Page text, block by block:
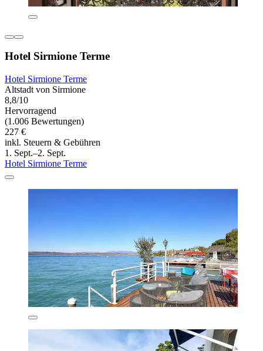
Hotel Sirmione Terme
Hotel Sirmione Terme
Altstadt von Sirmione
8,8/10
Hervorragend
(1.006 Bewertungen)
227 €
inkl. Steuern & Gebühren
1. Sept.–2. Sept.
Hotel Sirmione Terme